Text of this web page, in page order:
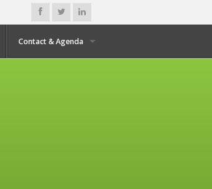
Contact & Agenda